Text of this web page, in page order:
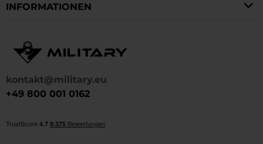
kontakt@military.eu
+49 800 001 0162
INFORMATIONEN